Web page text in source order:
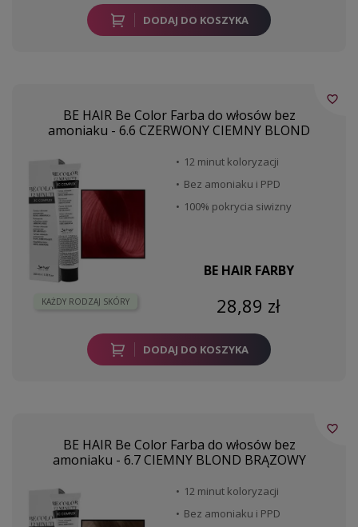
DODAJ DO KOSZYKA
BE HAIR Be Color Farba do włosów bez
amoniaku - 6.6 CZERWONY CIEMNY BLOND
KAŻDY RODZAJ SKÓRY
12 minut koloryzacji
Bez amoniaku i PPD
100% pokrycia siwizny
BE HAIR FARBY
28,89 zł
DODAJ DO KOSZYKA
favorite_border
BE HAIR Be Color Farba do włosów bez
amoniaku - 6.7 CIEMNY BLOND BRĄZOWY
12 minut koloryzacji
Bez amoniaku i PPD
favorite_border